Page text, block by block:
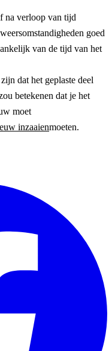
na verloop van tijd
goed
van de tijd van het
dat het geplaste deel
betekenen dat je het
moet
inzaaienmoeten.